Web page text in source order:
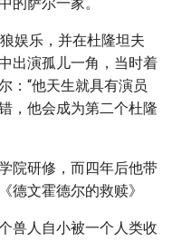
娱乐，并在杜隆坦夫
出演孤儿一角，当时着
：“他天生就具有演员
，他会成为第二个杜隆
院研修，而四年后他带
德文霍德尔的救赎》
兽人自小被一个人类收